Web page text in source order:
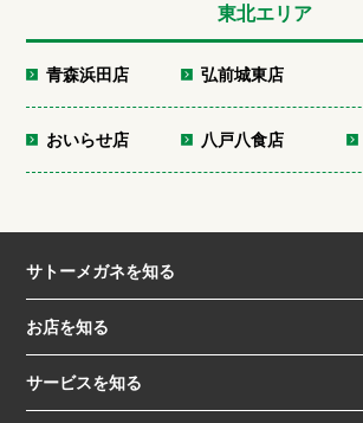
東北エリア
青森浜田店 弘前城東店
おいらせ店 八戸八食店
サトーメガネを知る
お店を知る
サービスを知る